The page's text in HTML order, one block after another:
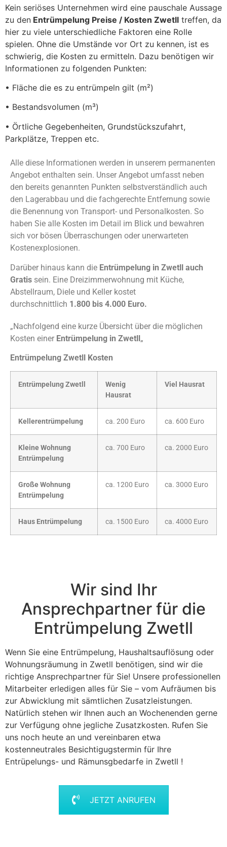
Kein seriöses Unternehmen wird eine pauschale Aussage
zu den Entrümpelung Preise / Kosten Zwetll treffen, da
hier zu viele unterschiedliche Faktoren eine Rolle
spielen. Ohne die Umstände vor Ort zu kennen, ist es
schwierig, die Kosten zu ermitteln. Dazu benötigen wir
Informationen zu folgenden Punkten:
• Fläche die es zu entrümpeln gilt (m²)
• Bestandsvolumen (m³)
• Örtliche Gegebenheiten, Grundstückszufahrt,
Parkplätze, Treppen etc.
Alle diese Informationen werden in unserem permanenten
Angebot enthalten sein. Unser Angebot umfasst neben
den bereits genannten Punkten selbstverständlich auch
den Lagerabbau und die fachgerechte Entfernung sowie
die Benennung von Transport- und Personalkosten. So
haben Sie alle Kosten im Detail im Blick und bewahren
sich vor bösen Überraschungen oder unerwarteten
Kostenexplosionen.
Darüber hinaus kann die Entrümpelung in Zwetll auch
Gratis sein. Eine Dreizimmerwohnung mit Küche,
Abstellraum, Diele und Keller kostet
durchschnittlich 1.800 bis 4.000 Euro.
„Nachfolgend eine kurze Übersicht über die möglichen
Kosten einer Entrümpelung in Zwetll„
Entrümpelung Zwetll Kosten
Entrümpelung Zwetll
Wenig
Hausrat
Viel Hausrat
Kellerentrümpelung ca. 200 Euro ca. 600 Euro
Kleine Wohnung
Entrümpelung
ca. 700 Euro ca. 2000 Euro
Große Wohnung
Entrümpelung
ca. 1200 Euro ca. 3000 Euro
Haus Entrümpelung ca. 1500 Euro ca. 4000 Euro
Wir sind Ihr
Ansprechpartner für die
Entrümpelung Zwetll
Wenn Sie eine Entrümpelung, Haushaltsauflösung oder
Wohnungsräumung in Zwetll benötigen, sind wir die
richtige Ansprechpartner für Sie! Unsere professionellen
Mitarbeiter erledigen alles für Sie – vom Aufräumen bis
zur Abwicklung mit sämtlichen Zusatzleistungen.
Natürlich stehen wir Ihnen auch an Wochenenden gerne
zur Verfügung ohne jegliche Zusatzkosten. Rufen Sie
uns noch heute an und vereinbaren etwa
kostenneutrales Besichtigugstermin für Ihre
Entrüpelungs- und Rämunsgbedarfe in Zwetll !
JETZT ANRUFEN